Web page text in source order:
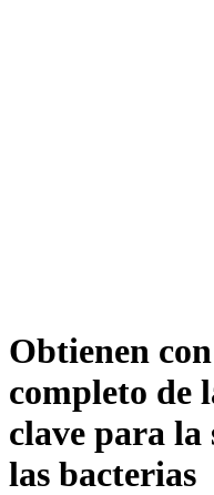
Obtienen
completo de
clave para la
las bacterias